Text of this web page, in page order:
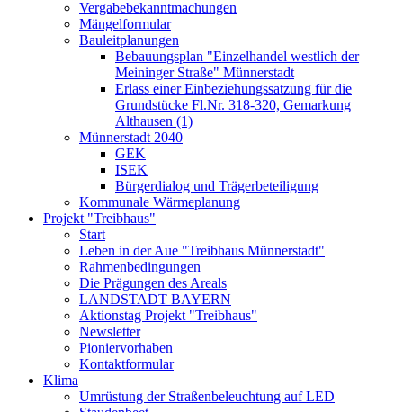
Vergabebekanntmachungen
Mängelformular
Bauleitplanungen
Bebauungsplan "Einzelhandel westlich der
Meininger Straße" Münnerstadt
Erlass einer Einbeziehungssatzung für die
Grundstücke Fl.Nr. 318-320, Gemarkung
Althausen (1)
Münnerstadt 2040
GEK
ISEK
Bürgerdialog und Trägerbeteiligung
Kommunale Wärmeplanung
Projekt "Treibhaus"
Start
Leben in der Aue "Treibhaus Münnerstadt"
Rahmenbedingungen
Die Prägungen des Areals
LANDSTADT BAYERN
Aktionstag Projekt "Treibhaus"
Newsletter
Pioniervorhaben
Kontaktformular
Klima
Umrüstung der Straßenbeleuchtung auf LED